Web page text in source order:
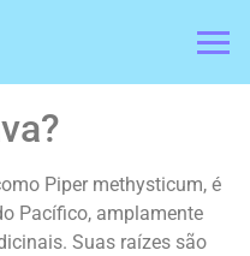
Piper methysticum, é
Pacífico, amplamente
Suas raízes são